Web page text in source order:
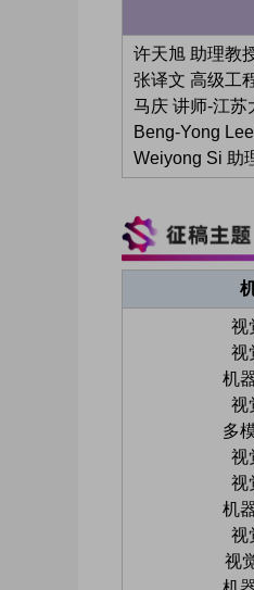
许天旭 助理教
张译文 高级工
马庆 讲师-江苏
Beng-Yong
Weiyong Si 助
视
视
机
视
多
视
视
机
视
视